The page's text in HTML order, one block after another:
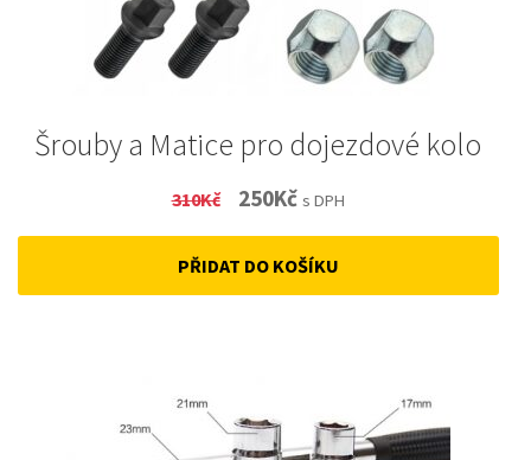
Šrouby a Matice pro dojezdové kolo
310Kč
Original
price
was:
250KčCurrent
price
is:
s DPH
PŘIDAT DO KOŠÍKU